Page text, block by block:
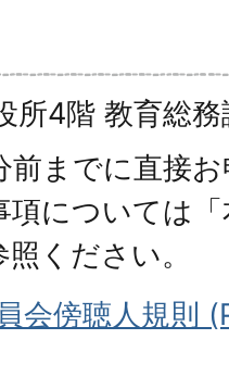
所4階 教育総務
前までに直接
項については
ください。
会傍聴人規則